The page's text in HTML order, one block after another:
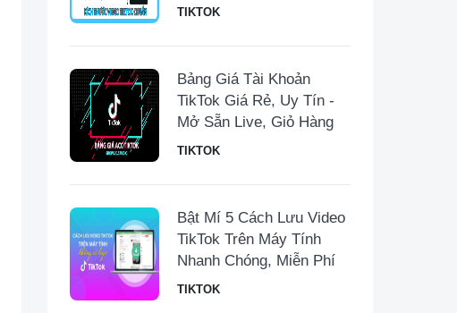
TIKTOK
Bảng Giá Tài Khoản
TikTok Giá Rẻ, Uy Tín -
Mở Sẵn Live, Giỏ Hàng
TIKTOK
Bật Mí 5 Cách Lưu Video
TikTok Trên Máy Tính
Nhanh Chóng, Miễn Phí
TIKTOK